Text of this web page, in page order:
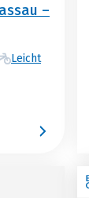
–
Leicht